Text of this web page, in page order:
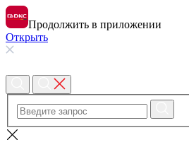
Продолжить в приложении
Открыть